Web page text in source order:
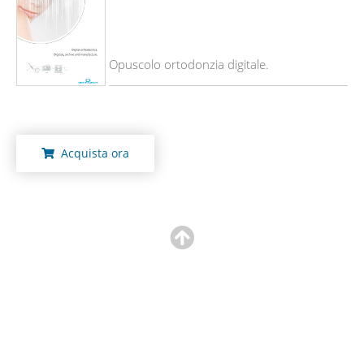
Opuscolo ortodonzia digitale.
Acquista ora